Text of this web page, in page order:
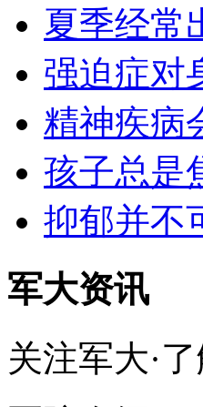
夏季经常
强迫症对
精神疾病
孩子总是
抑郁并不
军大资讯
关注军大·